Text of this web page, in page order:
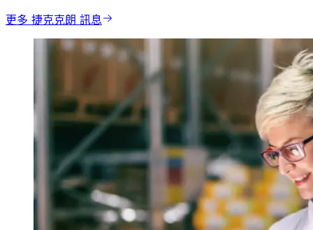
更多 捷克克朗 訊息